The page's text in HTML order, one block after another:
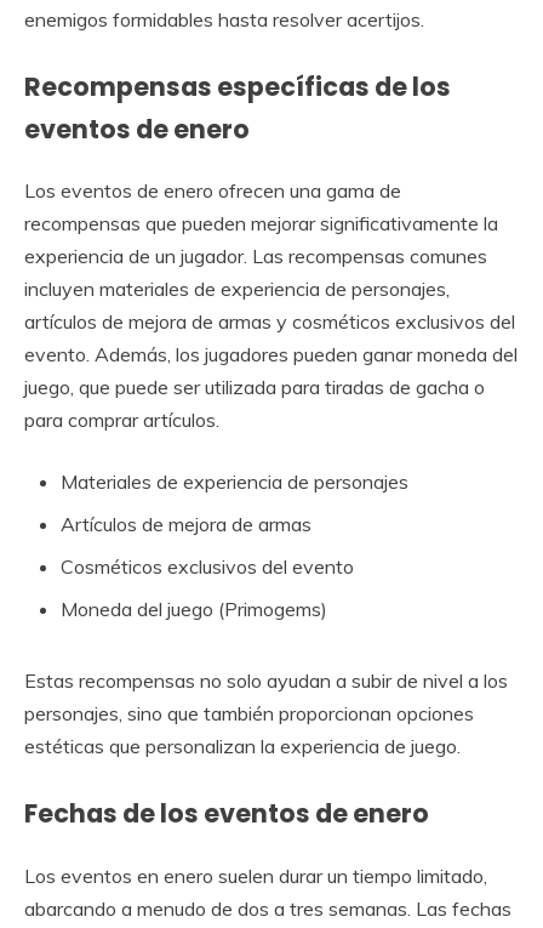
enemigos formidables hasta resolver acertijos.
Recompensas específicas de los
eventos de enero
Los eventos de enero ofrecen una gama de
recompensas que pueden mejorar significativamente la
experiencia de un jugador. Las recompensas comunes
incluyen materiales de experiencia de personajes,
artículos de mejora de armas y cosméticos exclusivos del
evento. Además, los jugadores pueden ganar moneda del
juego, que puede ser utilizada para tiradas de gacha o
para comprar artículos.
Materiales de experiencia de personajes
Artículos de mejora de armas
Cosméticos exclusivos del evento
Moneda del juego (Primogems)
Estas recompensas no solo ayudan a subir de nivel a los
personajes, sino que también proporcionan opciones
estéticas que personalizan la experiencia de juego.
Fechas de los eventos de enero
Los eventos en enero suelen durar un tiempo limitado,
abarcando a menudo de dos a tres semanas. Las fechas